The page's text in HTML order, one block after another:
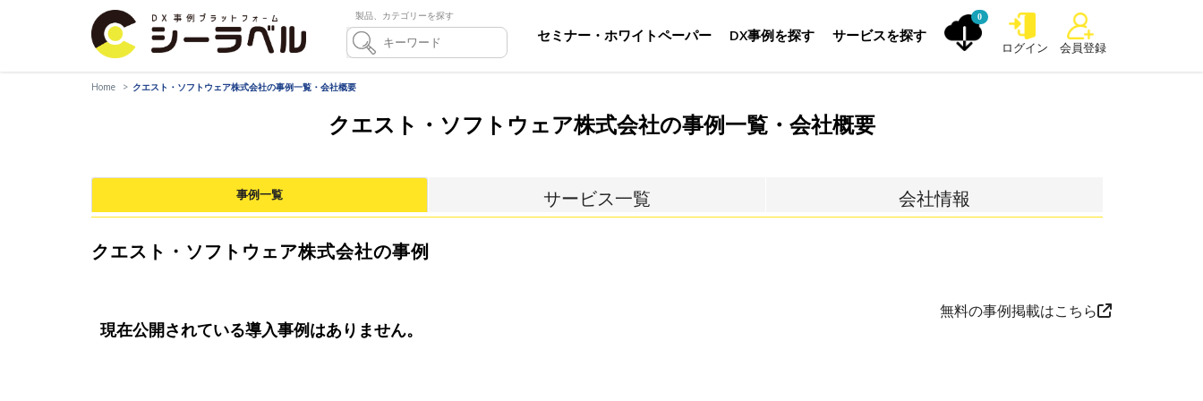
製品、カテゴリーを探す
セミナー・ホワイトペーパー DX事例を探す サービスを探す
0
ログイン 会員登録
Home クエスト・ソフトウェア株式会社の事例一覧・会社概要
クエスト・ソフトウェア株式会社の事例一覧・会社概要
事例一覧 サービス一覧 会社情報
クエスト・ソフトウェア株式会社の事例
無料の事例掲載はこちら
現在公開されている導入事例はありません。